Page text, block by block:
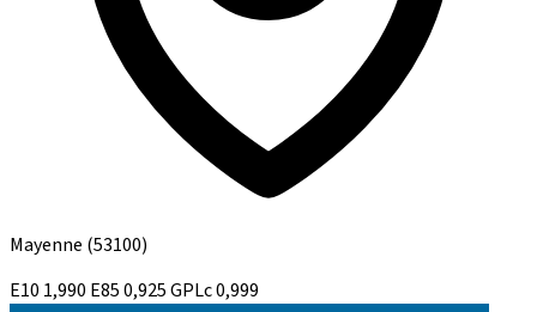
Mayenne (53100)
E10 1,990 E850,925GPLc0,999